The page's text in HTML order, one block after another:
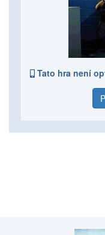
Tato hra není